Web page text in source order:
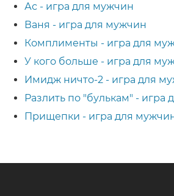
Ас - игра для мужчин
Ваня - игра для мужчин
Комплименты - игра для
У кого больше - игра для
Имидж ничто-2 - игра для
Разлить по "булькам" - игра
Прищепки - игра для